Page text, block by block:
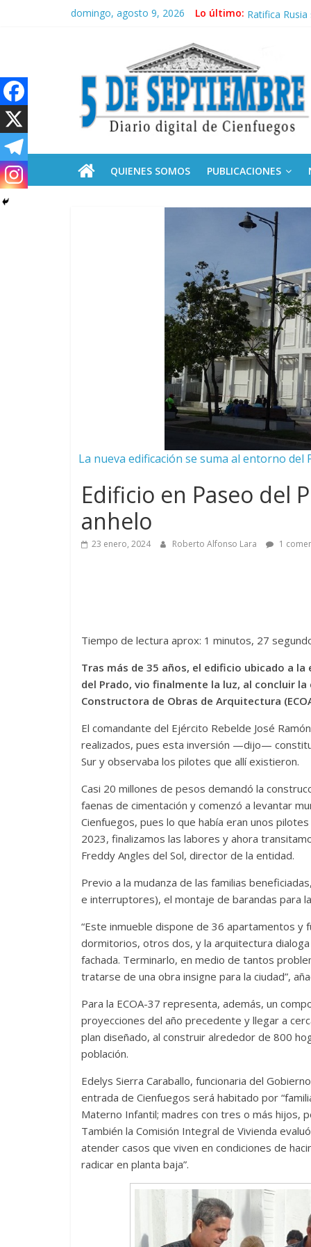
domingo, agosto 9, 2026 Lo último: Santo
Lula
Sobre el
Recibe Díaz-
Septiembre
Diario
de
Cienfuegos,QUIENES SOMOS PUBLICACIONES
La nueva edificación se suma al entorno
Edificio en Paseo del
anhelo
23 enero, 2024 Roberto Alfonso Lara 1
Tiempo de lectura aprox: 1 minutos, 27
Tras más de 35 años, el edificio ubicado a
del Prado, vio finalmente la luz, al concluir
Constructora de Obras de Arquitectura
El comandante del Ejército Rebelde José
realizados, pues esta inversión —dijo—
Sur y observaba los pilotes que allí existieron.
Casi 20 millones de pesos demandó la
faenas de cimentación y comenzó a levantar
Cienfuegos, pues lo que había eran unos
2023, finalizamos las labores y ahora
Freddy Angles del Sol, director de la entidad.
Previo a la mudanza de las familias
e interruptores), el montaje de barandas para
“Este inmueble dispone de 36 apartamentos y
dormitorios, otros dos, y la arquitectura
fachada. Terminarlo, en medio de tantos
tratarse de una obra insigne para la ciudad”,
Para la ECOA-37 representa, además, un
proyecciones del año precedente y llegar a
plan diseñado, al construir alrededor de 800
población.
Edelys Sierra Caraballo, funcionaria del
entrada de Cienfuegos será habitado por
Materno Infantil; madres con tres o más hijos,
También la Comisión Integral de Vivienda
atender casos que viven en condiciones de
radicar en planta baja”.